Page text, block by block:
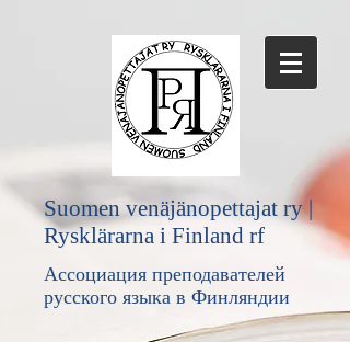
Suomen venäjänopettajat ry |
Rysklärarna i Finland rf
Ассоциация преподавателей
русского языка в Финляндии